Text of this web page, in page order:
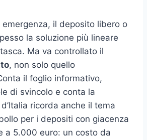
il deposito libero o
la soluzione più lineare
Ma va controllato il
, non solo quello
il foglio informativo,
di svincolo e conta la
ricorda anche il tema
per i depositi con giacenza
a 5.000 euro: un costo da